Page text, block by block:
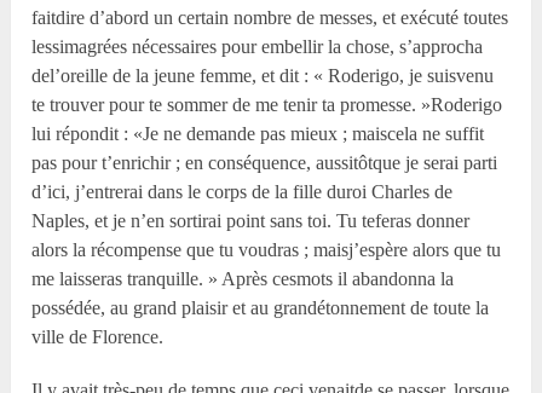
faitdire d’abord un certain nombre de messes, et exécuté toutes
lessimagrées nécessaires pour embellir la chose, s’approcha
del’oreille de la jeune femme, et dit : « Roderigo, je suisvenu
te trouver pour te sommer de me tenir ta promesse. »Roderigo
lui répondit : «Je ne demande pas mieux ; maiscela ne suffit
pas pour t’enrichir ; en conséquence, aussitôtque je serai parti
d’ici, j’entrerai dans le corps de la fille duroi Charles de
Naples, et je n’en sortirai point sans toi. Tu teferas donner
alors la récompense que tu voudras ; maisj’espère alors que tu
me laisseras tranquille. » Après cesmots il abandonna la
possédée, au grand plaisir et au grandétonnement de toute la
ville de Florence.